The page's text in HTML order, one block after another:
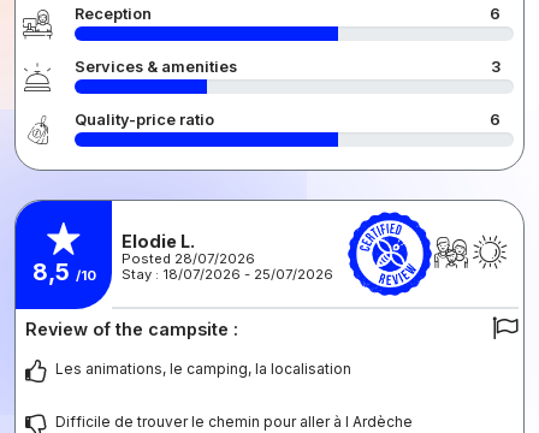
Reception 6
Services & amenities 3
Quality-price ratio 6
8,5 /10
Elodie L.
Posted 28/07/2026
Stay : 18/07/2026 - 25/07/2026
Review of the campsite :
Les animations, le camping, la localisation
Difficile de trouver le chemin pour aller à l Ardèche